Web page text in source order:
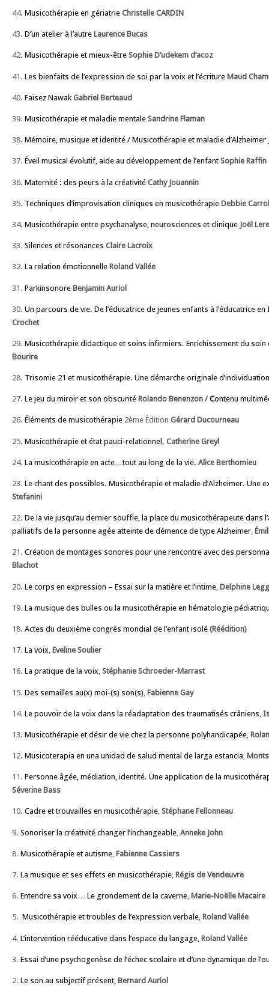
44. Musicothérapie en gériatrie Christelle CARDIN
43. D’un atelier à l’autre Laurence Bucas
42. Musicothérapie et mieux-être Sophie D’udekem d’acoz
41. Les bienfaits de l’expression de soi par la voix et l’écriture Maud
40. Faisez Nawak Gabriel Berteaud
39. Musicothérapie et maladie mentale Sandrine Flaman
38. Mémoire, musique et identité / Musicothérapie et maladie d’Alzheimer
37. Éveil musical évolutif, aide au développement de l’enfant Sophie Raffin
36. Maternité : des peurs à la créativité Cathy Jouannin
35. Techniques d’improvisation cliniques en musicothérapie Debbie
34. Musicothérapie entre psychanalyse, neurosciences et clinique Joël
33. Silences et résonances Claire Lacroix
32. La relation émotionnelle Roland Vallée
31. Parkinsonore Benjamin Auriol
30. Un parcours de vie. De l’éducatrice de jeunes enfants à l’éducatrice
Crochet
29. Musicothérapie didactique et soins infirmiers. Enrichissement du soin
Bourire
28. Trisomie 21 et musicothérapie. Une démarche originale d’individuation
27. Le jeu du miroir et son obscurité Rolando Benenzon /Contenu
26. Éléments de musicothérapie 2ème Édition Gérard Ducourneau
25. Musicothérapie et état pauci-relationnel. Catherine Greyl
24. La musicothérapie en acte…tout au long de la vie. Alice Berthomieu
23. Le chant des possibles. Musicothérapie et maladie d’Alzheimer. Une
Stefanini
22. De la vie jusqu’au dernier souffle, la place du musicothérapeute dans
palliatifs de la personne agée atteinte de démence de type Alzheimer,
21. Création de montages sonores pour une rencontre avec des
Blachot
20. Le corps en expression – Essai sur la matière et l’intime Delphine
19. La musique des bulles ou la musicothérapie en hématologie
18. Actes du deuxième congrès mondial de l’enfant isolé (Réédition)
17. La voix, Eveline Soulier
16. La pratique de la voix, Stéphanie Schroeder-Marrast
15. Des semailles au(x) moi-(s) son(s) Fabienne Gay
14. Le pouvoir de la voix dans la réadaptation des traumatisés crâniens
13. Musicothérapie et désir de vie chez la personne polyhandicapée
12. Musicoterapia en una unidad de salud mental de larga estancia,
11. Personne âgée, médiation, identité. Une application de la
Séverine Bass
10. Cadre et trouvailles en musicothérapie, Stéphane Fellonneau
9. Sonoriser la créativité changer l’inchangeable Anneke John
8. Musicothérapie et autisme Fabienne Cassiers
7. La musique et ses effets en musicothérapie, Régis de Vendeuvre
6. Entendre sa voix… Le grondement de la caverne, Marie-Noëlle Macaire
5. Musicothérapie et troubles de l’expression verbale, Roland Vallée
4. L’intervention rééducative dans l’espace du langage Roland Vallée
3. Essai d’une psychogenèse de l’échec scolaire et d’une dynamique de
2. Le son au subjectif présent, Bernard Auriol